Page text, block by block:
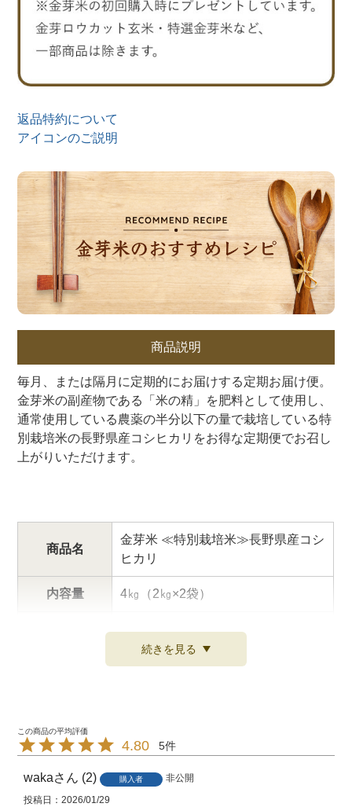
返品特約について
アイコンのご説明
商品説明
毎月、または隔月に定期的にお届けする定期お届け便。
金芽米の副産物である「米の精」を肥料として使用し、
通常使用している農薬の半分以下の量で栽培している特
別栽培米の長野県産コシヒカリをお得な定期便でお召し
上がりいただけます。
商品名
金芽米 ≪特別栽培米≫長野県産コシ
ヒカリ
内容量 4㎏（2㎏×2袋）
長野県産コシヒカリ
お米は、農産物と同じで賞味期限は
ありません。
続きを見る
4.80 5
waka 2 購入者
非公開
投稿日
2026/01/29